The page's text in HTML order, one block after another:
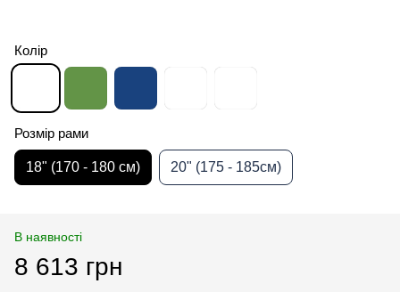
Колір
Розмір рами
18" (170 - 180 см) 20" (175 - 185см)
В наявності
8 613 грн